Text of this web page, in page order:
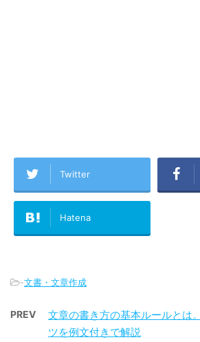
Twitter
Hatena
-文書・文章作成
PREV
文章の書き方の基本ルールとは
ツを例文付きで解説